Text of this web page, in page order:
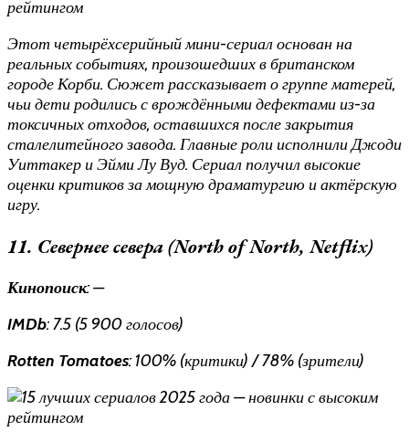
Этот четырёхсерийный мини-сериал основан на
реальных событиях, произошедших в британском
городе Корби. Сюжет рассказывает о группе матерей,
чьи дети родились с врождёнными дефектами из-за
токсичных отходов, оставшихся после закрытия
сталелитейного завода. Главные роли исполнили Джоди
Уиттакер и Эйми Лу Вуд. Сериал получил высокие
оценки критиков за мощную драматургию и актёрскую
игру.
11. Севернее севера (North of North, Netflix)
Кинопоиск: —
IMDb: 7.5 (5 900 голосов)
Rotten Tomatoes: 100% (критики) / 78% (зрители)